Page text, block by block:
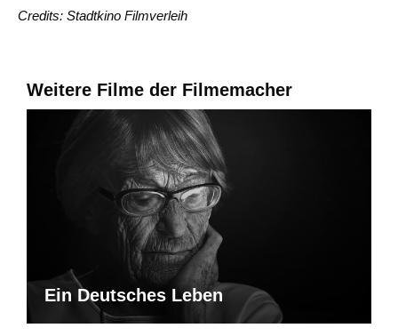
Credits: Stadtkino Filmverleih
Weitere Filme der Filmemacher
Ein Deutsches Leben